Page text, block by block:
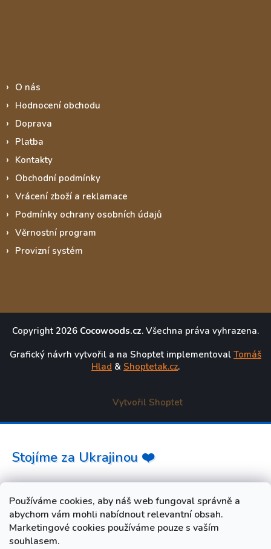
Používáme cookies, aby náš web fungoval správně a
abychom vám mohli nabídnout relevantní obsah.
Marketingové cookies používáme pouze s vaším
souhlasem.
O nás
Hodnocení obchodu
Doprava
Platba
Kontakty
Obchodní podmínky
Vrácení zboží a reklamace
Podmínky ochrany osobních údajů
Věrnostní program
Provizní systém
Copyright 2026 Cocowoods.cz. Všechna práva vyhrazena.
Grafický návrh vytvořil a na Shoptet implementoval Tomáš
Hlad & Shoptetak.cz.
Vytvořil Shoptet
Stojíme za Ukrajinou ❤️
Jak a čím pomoci »